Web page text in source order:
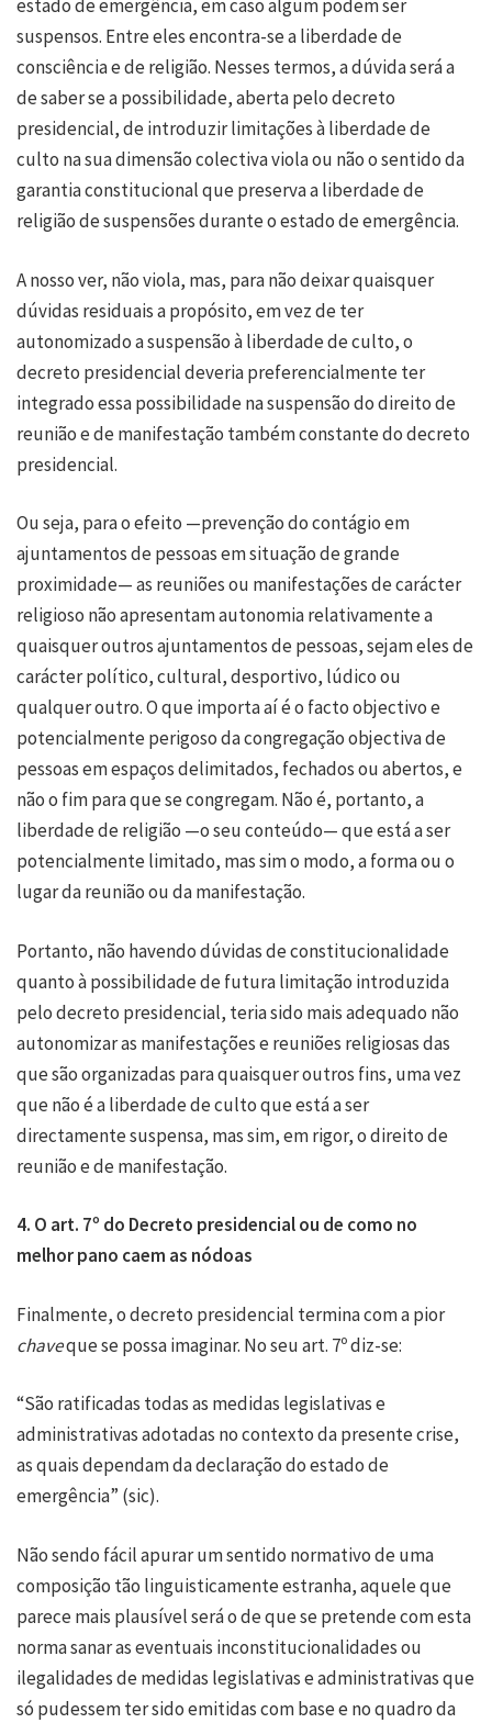
estado de emergência, em caso algum podem ser
suspensos. Entre eles encontra-se a liberdade de
consciência e de religião. Nesses termos, a dúvida será a
de saber se a possibilidade, aberta pelo decreto
presidencial, de introduzir limitações à liberdade de
culto na sua dimensão colectiva viola ou não o sentido da
garantia constitucional que preserva a liberdade de
religião de suspensões durante o estado de emergência.
A nosso ver, não viola, mas, para não deixar quaisquer
dúvidas residuais a propósito, em vez de ter
autonomizado a suspensão à liberdade de culto, o
decreto presidencial deveria preferencialmente ter
integrado essa possibilidade na suspensão do direito de
reunião e de manifestação também constante do decreto
presidencial.
Ou seja, para o efeito —prevenção do contágio em
ajuntamentos de pessoas em situação de grande
proximidade— as reuniões ou manifestações de carácter
religioso não apresentam autonomia relativamente a
quaisquer outros ajuntamentos de pessoas, sejam eles de
carácter político, cultural, desportivo, lúdico ou
qualquer outro. O que importa aí é o facto objectivo e
potencialmente perigoso da congregação objectiva de
pessoas em espaços delimitados, fechados ou abertos, e
não o fim para que se congregam. Não é, portanto, a
liberdade de religião —o seu conteúdo— que está a ser
potencialmente limitado, mas sim o modo, a forma ou o
lugar da reunião ou da manifestação.
Portanto, não havendo dúvidas de constitucionalidade
quanto à possibilidade de futura limitação introduzida
pelo decreto presidencial, teria sido mais adequado não
autonomizar as manifestações e reuniões religiosas das
que são organizadas para quaisquer outros fins, uma vez
que não é a liberdade de culto que está a ser
directamente suspensa, mas sim, em rigor, o direito de
reunião e de manifestação.
4. O art. 7º do Decreto presidencial ou de como no
melhor pano caem as nódoas
Finalmente, o decreto presidencial termina com a pior
chaveque se possa imaginar. No seu art. 7º diz-se:
“São ratificadas todas as medidas legislativas e
administrativas adotadas no contexto da presente crise,
as quais dependam da declaração do estado de
emergência” (sic).
Não sendo fácil apurar um sentido normativo de uma
composição tão linguisticamente estranha, aquele que
parece mais plausível será o de que se pretende com esta
norma sanar as eventuais inconstitucionalidades ou
ilegalidades de medidas legislativas e administrativas que
só pudessem ter sido emitidas com base e no quadro da